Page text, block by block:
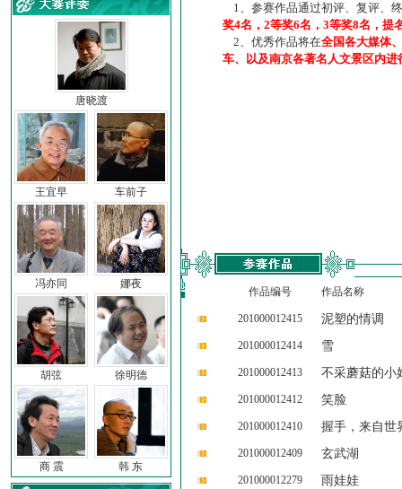
唐晓渡
王宜早 车前子
冯亦同 娜夜
胡弦 徐明德
商 震 韩 东
1、参赛作品通过初评、复评、
奖4名，2等奖6名，3等奖8名，提
2、优秀作品将在全国各大媒体
车、以及南京各著名人文景区内进
作品编号 作品名称
201000012415 泥塑的情调
201000012414 雪
201000012413 不采蘑菇的小
201000012412 笑脸
201000012410 握手，来自世
201000012409 玄武湖
201000012279 雨娃娃